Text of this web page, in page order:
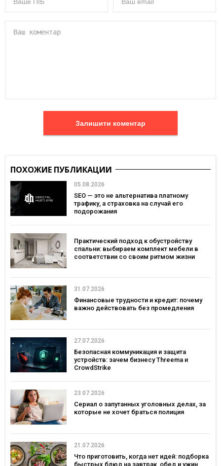
Залишити коментар
ПОХОЖИЕ ПУБЛИКАЦИИ
05.08.2026
SEO — это не альтернатива платному
трафику, а страховка на случай его
подорожания
Практический подход к обустройству
спальни: выбираем комплект мебели в
соответствии со своим ритмом жизни
31.07.2026
Финансовые трудности и кредит: почему
важно действовать без промедления
27.07.2026
Безопасная коммуникация и защита
устройств: зачем бизнесу Threema и
CrowdStrike
23.07.2026
Сериал о запутанных уголовных делах, за
которые не хочет браться полиция
21.07.2026
Что приготовить, когда нет идей: подборка
быстрых блюд на завтрак, обед и ужин